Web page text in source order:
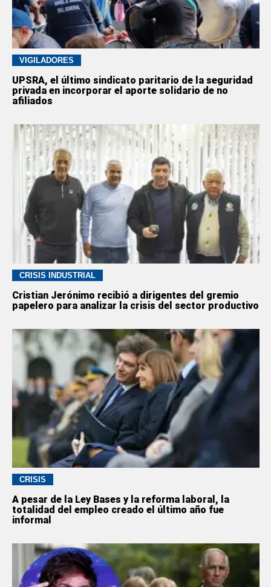
VIGILADORES
UPSRA, el último sindicato paritario de la seguridad
privada en incorporar el aporte solidario de no
afiliados
CRISIS INDUSTRIAL
Cristian Jerónimo recibió a dirigentes del gremio
papelero para analizar la crisis del sector productivo
CRISIS
A pesar de la Ley Bases y la reforma laboral, la
totalidad del empleo creado el último año fue
informal